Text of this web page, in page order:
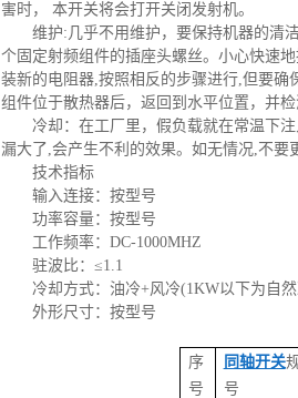
害时， 本开关将会打开关闭发射机。
维护:几乎不用维护，要保持机器的清
个固定射频组件的插座头螺丝。小心快速
装新的电阻器,按照相反的步骤进行,但要确
组件位于散热器后，返回到水平位置，并检
冷却：在工厂里，假负载就在常温下
漏大了,会产生不利的效果。如无情况,不要
技术指标
输入连接：按型号
功率容量：按型号
工作频率：DC-1000MHZ
驻波比：≤1.1
冷却方式：油冷+风冷(1KW以下为自然
外形尺寸：按型号
序
号
同轴开关
号